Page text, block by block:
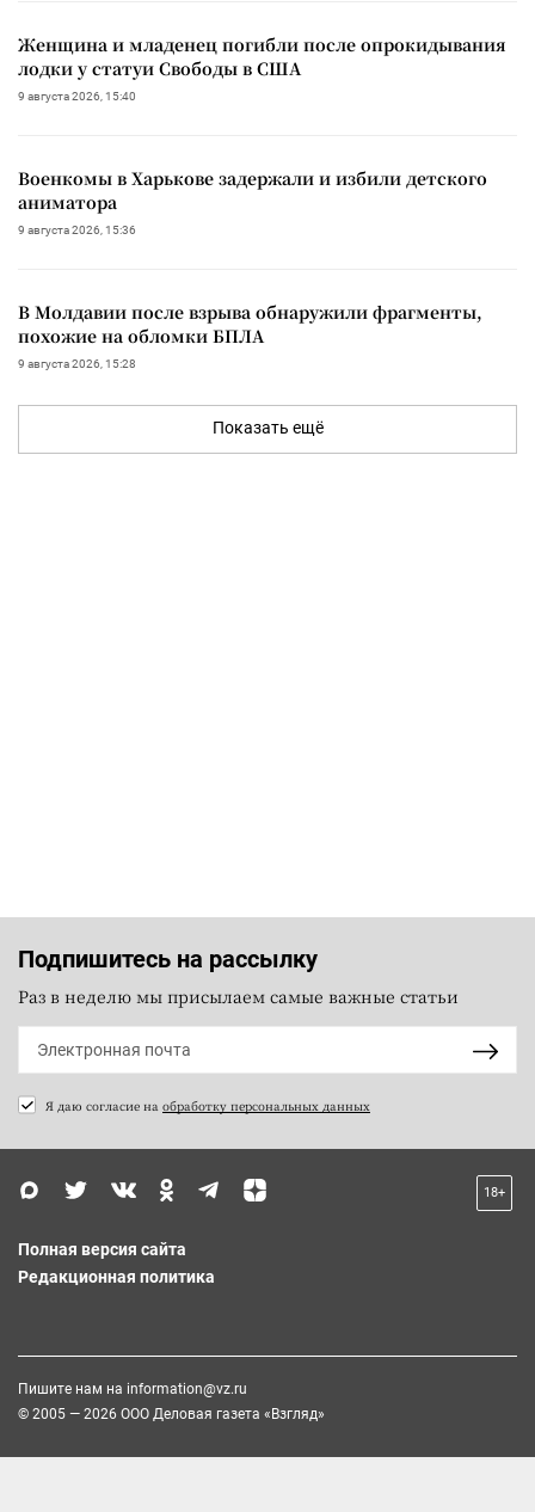
Женщина и младенец погибли после опрокидывания
лодки у статуи Свободы в США
9 августа 2026, 15:40
Военкомы в Харькове задержали и избили детского
аниматора
9 августа 2026, 15:36
В Молдавии после взрыва обнаружили фрагменты,
похожие на обломки БПЛА
9 августа 2026, 15:28
Показать ещё
Подпишитесь на рассылку
Раз в неделю мы присылаем самые важные статьи
Я даю согласие на обработку персональных данных
18+
Полная версия сайта
Редакционная политика
Пишите нам на information@vz.ru
© 2005 — 2026 ООО Деловая газета «Взгляд»